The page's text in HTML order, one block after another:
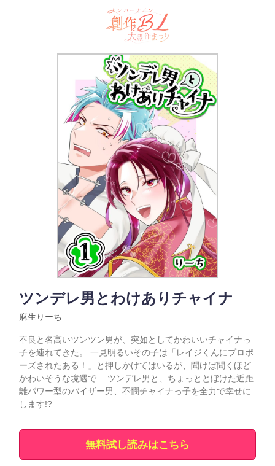
ツンデレ男とわけありチャイナ
麻生りーち
不良と名高いツンツン男が、突如としてかわいいチャイナっ
子を連れてきた。 一見明るいその子は「レイジくんにプロポ
ーズされたある！」と押しかけてはいるが、聞けば聞くほど
かわいそうな境遇で… ツンデレ男と、ちょっととぼけた近距
離パワー型のバイザー男、不憫チャイナっ子を全力で幸せに
します!?
無料試し読みはこちら